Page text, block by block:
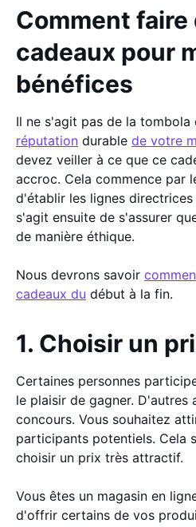
Comment faire
cadeaux pour
bénéfices
Il ne s'agit pas de la tombola
réputation durable de votre
devez veiller à ce que ce
accroc. Cela commence par
d'établir les lignes
s'agit ensuite de s'assurer
de manière éthique.
Nous devrons savoir
cadeaux du début à la fin.
1. Choisir un
Certaines personnes
le plaisir de gagner. D'autres
concours. Vous souhaitez
participants potentiels. Cela
choisir un prix très attractif.
Vous êtes un magasin en
d'offrir certains de vos